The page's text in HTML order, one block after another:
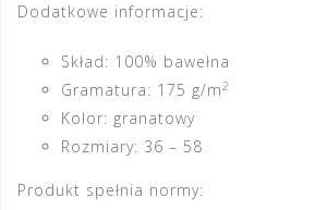
Dodatkowe informacje:
Skład: 100% bawełna
Gramatura: 175 g/m2
Kolor: granatowy
Rozmiary: 36 – 58
Produkt spełnia normy: